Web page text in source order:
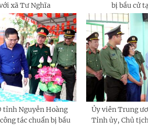
xã Tư Nghĩa
bị bầu cử
tỉnh Nguyễn Hoàng
tác chuẩn bị bầu
Ủy viên Trung
Tỉnh ủy, Chủ